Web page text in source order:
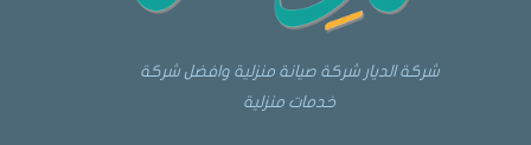
شركة الديار شركة صيانة منزلية وافضل شركة
خدمات منزلية